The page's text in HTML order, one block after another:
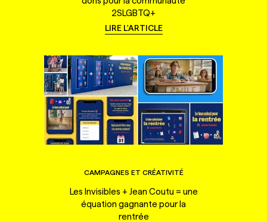
2SLGBTQ+
LIRE L'ARTICLE
CAMPAGNES ET CRÉATIVITÉ
Les Invisibles + Jean Coutu = une
équation gagnante pour la
rentrée